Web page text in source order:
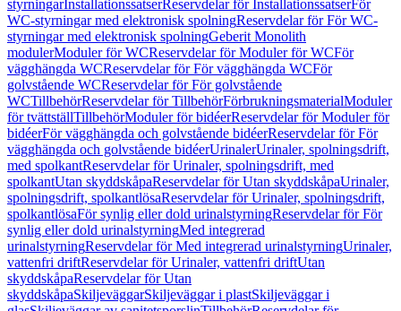
styrningarInstallationssatserReservdelar för InstallationssatserFör
WC-styrningar med elektronisk spolningReservdelar för För WC-
styrningar med elektronisk spolningGeberit Monolith
modulerModuler för WCReservdelar för Moduler för WCFör
vägghängda WCReservdelar för För vägghängda WCFör
golvstående WCReservdelar för För golvstående
WCTillbehörReservdelar för TillbehörFörbrukningsmaterialModuler
för tvättställTillbehörModuler för bidéerReservdelar för Moduler för
bidéerFör vägghängda och golvstående bidéerReservdelar för För
vägghängda och golvstående bidéerUrinalerUrinaler, spolningsdrift,
med spolkantReservdelar för Urinaler, spolningsdrift, med
spolkantUtan skyddskåpaReservdelar för Utan skyddskåpaUrinaler,
spolningsdrift, spolkantlösaReservdelar för Urinaler, spolningsdrift,
spolkantlösaFör synlig eller dold urinalstyrningReservdelar för För
synlig eller dold urinalstyrningMed integrerad
urinalstyrningReservdelar för Med integrerad urinalstyrningUrinaler,
vattenfri driftReservdelar för Urinaler, vattenfri driftUtan
skyddskåpaReservdelar för Utan
skyddskåpaSkiljeväggarSkiljeväggar i plastSkiljeväggar i